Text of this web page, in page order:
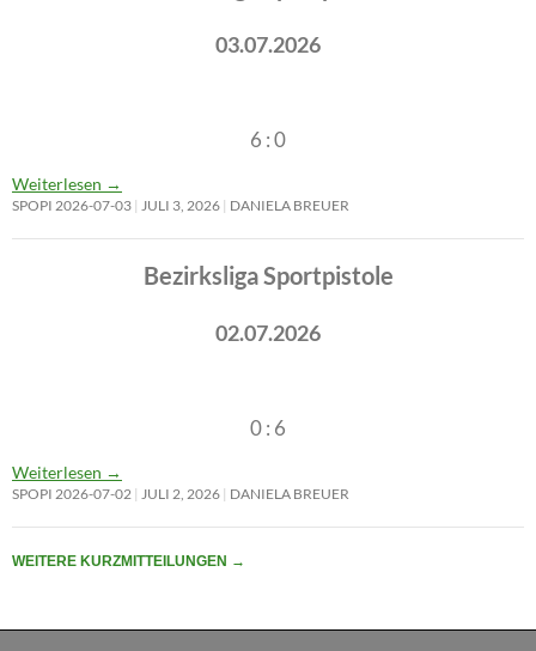
03.07.2026
6 : 0
Weiterlesen →
SPOPI 2026-07-03 JULI 3, 2026 DANIELA BREUER
Bezirksliga Sportpistole
02.07.2026
0 : 6
Weiterlesen →
SPOPI 2026-07-02 JULI 2, 2026 DANIELA BREUER
WEITERE KURZMITTEILUNGEN →